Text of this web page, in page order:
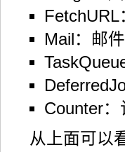
Mail：邮
Counter
从上面可以